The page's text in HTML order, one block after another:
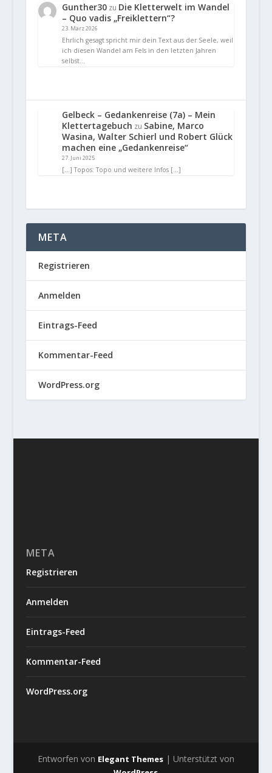
Gunther30zu Die Kletterwelt im Wandel
– Quo vadis „Freiklettern“?
23. März 2026
Ehrlich gesagt spricht mir dein Text aus der Seele, weil
ich diesen Wandel am Fels in den letzten Jahren
selbst…
Gelbeck – Gedankenreise (7a) – Mein
Klettertagebuch zu Sabine, Marco
Wasina, Walter Schierl und Robert Glück
machen eine „Gedankenreise“
27. Juni 2025
[…] Topos: Topo und weitere Infos […]
META
Registrieren
Anmelden
Eintrags-Feed
Kommentar-Feed
WordPress.org
META
Registrieren
Anmelden
Eintrags-Feed
Kommentar-Feed
WordPress.org
Entworfen von Elegant Themes| Unterstützt von